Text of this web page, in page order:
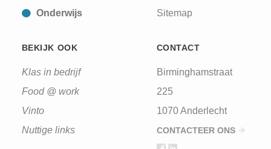
Onderwijs
Sitemap
BEKIJK OOK
Klas in bedrijf
Food @ work
Vinto
Nuttige links
CONTACT
Birminghamstraat
225
1070 Anderlecht
CONTACTEER ONS